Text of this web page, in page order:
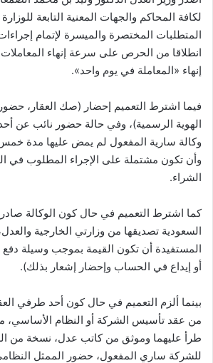
لكافة المحاكم والجهات المعنية التابعة
المتطلبات المختصرة والميسرة لإتمام
انطلاقا من الحرص على سرعة إنهاء
إنهاء «المعاملة في يوم واحد».
فيما اشترط التعميم إحضار (صك العقار،
الهوية الرسمية)، وفي حالة حضور نائب عن
وكالة سارية المفعول لم يمض عليها مدة
وأن تكون مشتملة على الإجراء المطلوب في
الشراء.
كما اشترط التعميم في حال كون الوكالة
السعودية تصديقها من وزارتي الخارجية
المستفيدة أن تكون القيمة بموجب وسيلة
أو إيداع في الحساب وإحضار إشعار بذلك).
بينما ألزم التعميم في حال كون أحد طرفي
من عقد تأسيس الشركة أو النظام الأساسي،
طرأ عليهما وموثق من كاتب عدل، نسخة من
للشركة ساري المفعول، حضور الممثل